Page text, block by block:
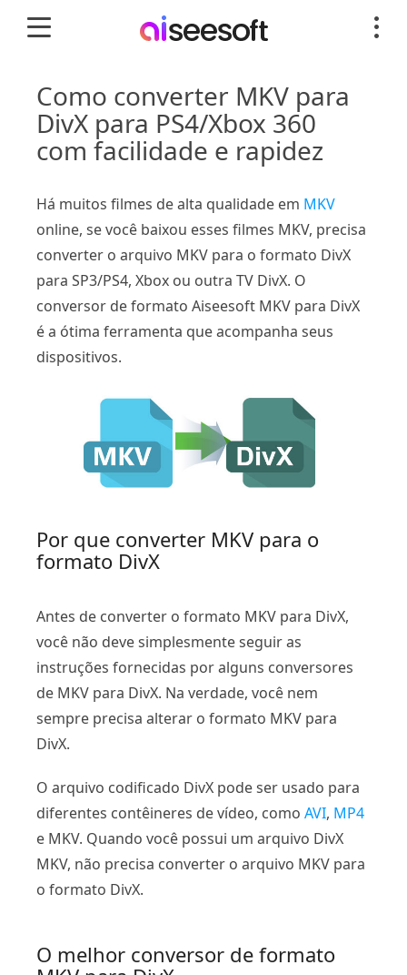
Como converter MKV para
DivX para PS4/Xbox 360
com facilidade e rapidez
Há muitos filmes de alta qualidade em MKV
online, se você baixou esses filmes MKV, precisa
converter o arquivo MKV para o formato DivX
para SP3/PS4, Xbox ou outra TV DivX. O
conversor de formato Aiseesoft MKV para DivX
é a ótima ferramenta que acompanha seus
dispositivos.
Por que converter MKV para o
formato DivX
Antes de converter o formato MKV para DivX,
você não deve simplesmente seguir as
instruções fornecidas por alguns conversores
de MKV para DivX. Na verdade, você nem
sempre precisa alterar o formato MKV para
DivX.
O arquivo codificado DivX pode ser usado para
diferentes contêineres de vídeo, como AVI, MP4
e MKV. Quando você possui um arquivo DivX
MKV, não precisa converter o arquivo MKV para
o formato DivX.
O melhor conversor de formato